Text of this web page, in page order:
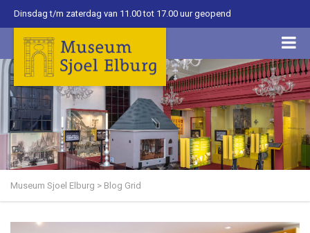
Dinsdag t/m zaterdag van 11.00 tot 17.00 uur geopend
Museum Sjoel Elburg > Blog Grid